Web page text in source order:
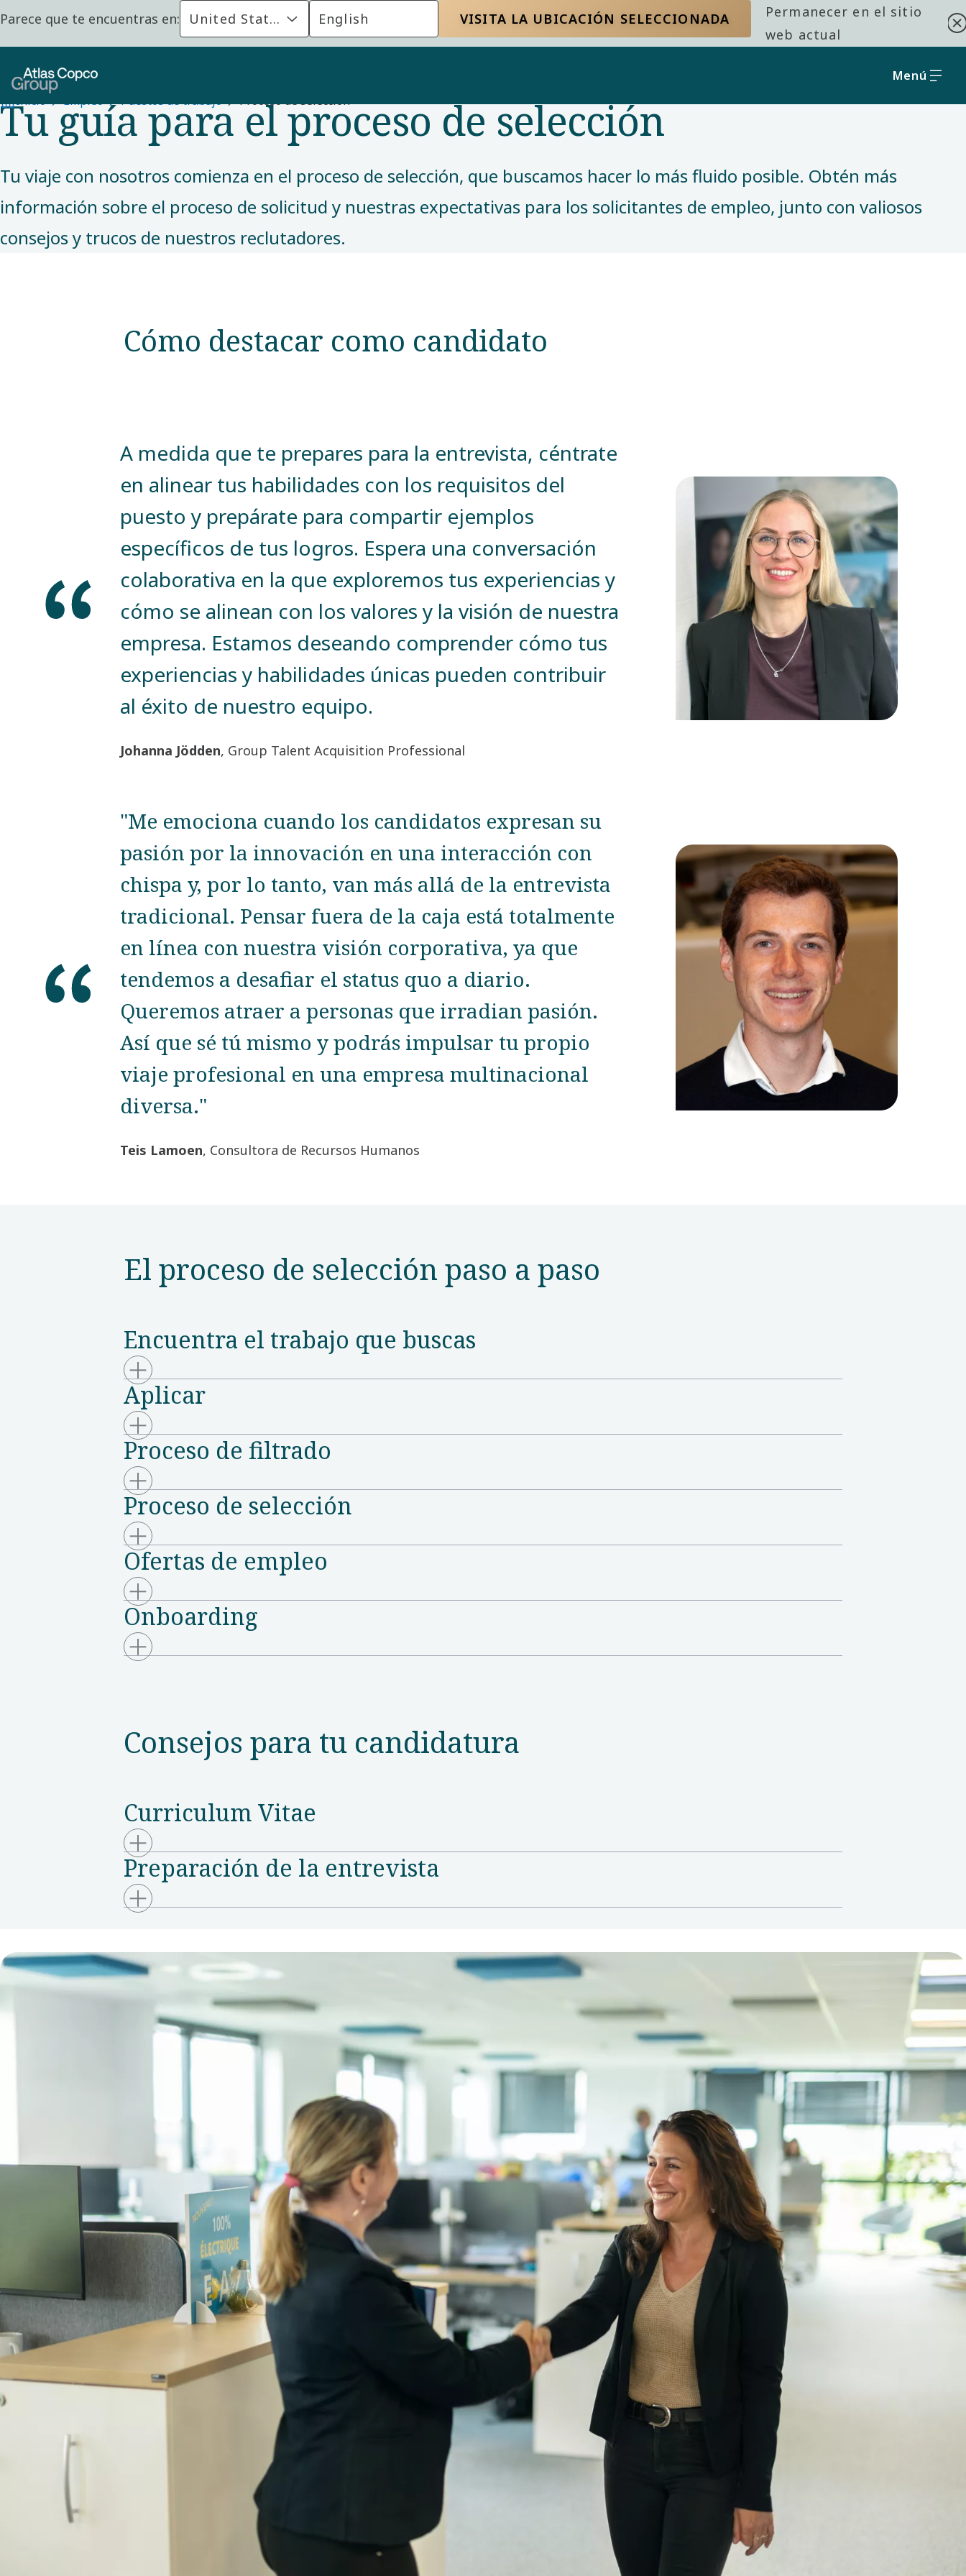
Parece que te encuentras en: United States English VISITA LA UBICACIÓN SELECCIONADA
Permanecer en el sitio
web actual
Menú
Inicio
Empleo Puestos de trabajo Proceso de selección
PUESTOS DE TRABAJO
Tu guía para el proceso de selección
Tu viaje con nosotros comienza en el proceso de selección, que buscamos hacer lo más fluido posible. Obtén más
información sobre el proceso de solicitud y nuestras expectativas para los solicitantes de empleo, junto con valiosos
consejos y trucos de nuestros reclutadores.
Cómo destacar como candidato
A medida que te prepares para la entrevista, céntrate
en alinear tus habilidades con los requisitos del
puesto y prepárate para compartir ejemplos
específicos de tus logros. Espera una conversación
colaborativa en la que exploremos tus experiencias y
cómo se alinean con los valores y la visión de nuestra
empresa. Estamos deseando comprender cómo tus
experiencias y habilidades únicas pueden contribuir
al éxito de nuestro equipo.
Johanna Jödden, Group Talent Acquisition Professional
"Me emociona cuando los candidatos expresan su
pasión por la innovación en una interacción con
chispa y, por lo tanto, van más allá de la entrevista
tradicional. Pensar fuera de la caja está totalmente
en línea con nuestra visión corporativa, ya que
tendemos a desafiar el status quo a diario.
Queremos atraer a personas que irradian pasión.
Así que sé tú mismo y podrás impulsar tu propio
viaje profesional en una empresa multinacional
diversa."
Teis Lamoen, Consultora de Recursos Humanos
El proceso de selección paso a paso
Encuentra el trabajo que buscas
Aplicar
Proceso de filtrado
Proceso de selección
Ofertas de empleo
Onboarding
Consejos para tu candidatura
Curriculum Vitae
Preparación de la entrevista